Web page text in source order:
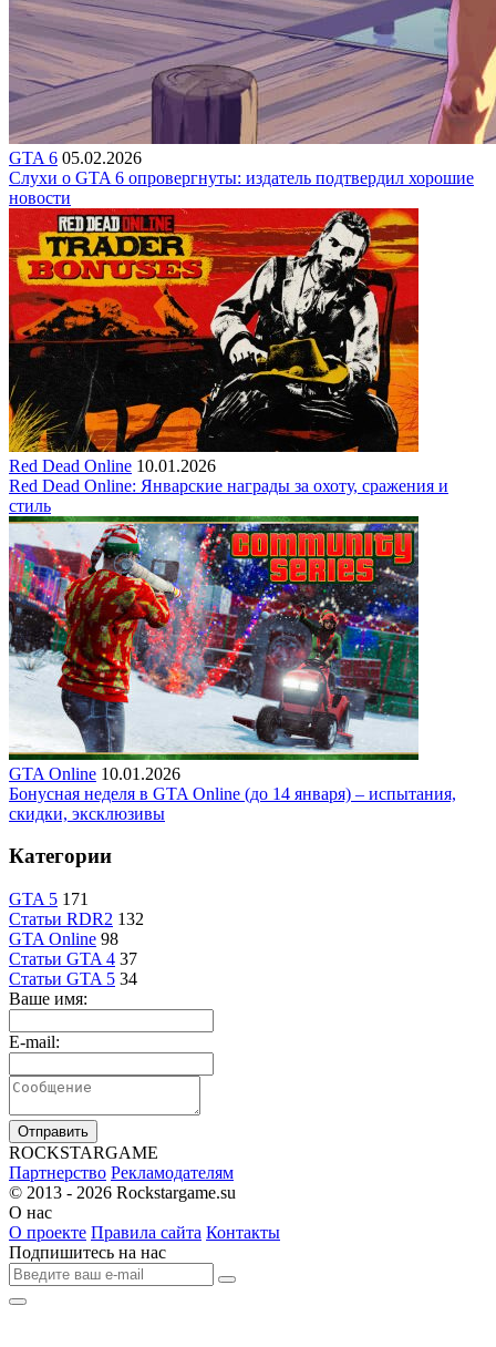
GTA 6 05.02.2026
Слухи о GTA 6 опровергнуты: издатель подтвердил хорошие
новости
Red Dead Online 10.01.2026
Red Dead Online: Январские награды за охоту, сражения и
стиль
GTA Online 10.01.2026
Бонусная неделя в GTA Online (до 14 января) – испытания,
скидки, эксклюзивы
Категории
GTA 5 171
Статьи RDR2 132
GTA Online 98
Статьи GTA 4 37
Статьи GTA 5 34
Ваше имя:
E-mail:
Отправить
ROCKSTARGAME
Партнерство Рекламодателям
© 2013 - 2026 Rockstargame.su
О нас
О проекте Правила сайта Контакты
Подпишитесь на нас